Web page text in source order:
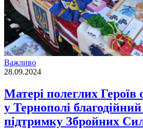
Важливо
28.09.2024
Матері полеглих Героїв
у Тернополі
підтримку Збройних